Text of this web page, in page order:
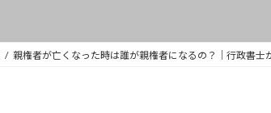
親権者が亡くなった時は誰が親権者になるの？｜行政書士